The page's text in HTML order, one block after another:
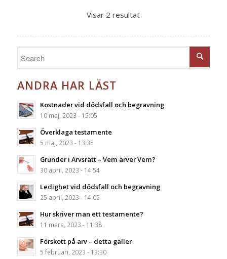
Visar 2 resultat
ANDRA HAR LÄST
Kostnader vid dödsfall och begravning
10 maj, 2023 - 15:05
Överklaga testamente
5 maj, 2023 - 13:35
Grunder i Arvsrätt – Vem ärver Vem?
30 april, 2023 - 14:54
Ledighet vid dödsfall och begravning
25 april, 2023 - 14:05
Hur skriver man ett testamente?
11 mars, 2023 - 11:38
Förskott på arv – detta gäller
5 februari, 2023 - 13:30